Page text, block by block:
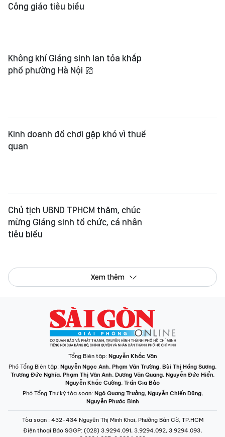
Công giáo tiêu biểu
Không khí Giáng sinh lan tỏa khắp
phố phường Hà Nội
Kinh doanh đồ chơi gặp khó vì thuế
quan
Chủ tịch UBND TPHCM thăm, chúc
mừng Giáng sinh tổ chức, cá nhân
tiêu biểu
Xem thêm
Tổng Biên tập: Nguyễn Khắc Văn
Phó Tổng Biên tập: Nguyễn Ngọc Anh, Phạm Văn Trường, Bùi Thị Hồng Sương,
Trương Đức Nghĩa, Phạm Thị Vân Anh, Dương Văn Quang, Nguyễn Đức Hiển,
Nguyễn Khắc Cường, Trần Gia Bảo
Phó Tổng Thư ký tòa soạn: Ngô Quang Trưởng, Nguyễn Chiến Dũng,
Nguyễn Phước Bình
Tòa soạn : 432-434 Nguyễn Thị Minh Khai, Phường Bàn Cờ, TP.HCM
Điện thoại Báo SGGP: (028) 3.9294.091, 3.9294.092, 3.9294.093,